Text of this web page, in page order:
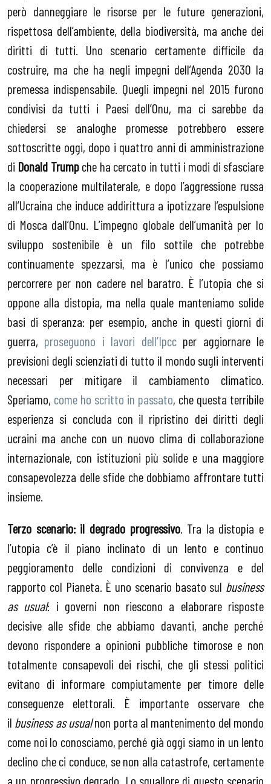
però danneggiare le risorse per le future generazioni,
rispettosa dell’ambiente, della biodiversità, ma anche dei
diritti di tutti. Uno scenario certamente difficile da
costruire, ma che ha negli impegni dell’Agenda 2030 la
premessa indispensabile. Quegli impegni nel 2015 furono
condivisi da tutti i Paesi dell’Onu, ma ci sarebbe da
chiedersi se analoghe promesse potrebbero essere
sottoscritte oggi, dopo i quattro anni di amministrazione
di Donald Trumpche ha cercato in tutti i modi di sfasciare
la cooperazione multilaterale, e dopo l’aggressione russa
all’Ucraina che induce addirittura a ipotizzare l’espulsione
di Mosca dall’Onu. L’impegno globale dell’umanità per lo
sviluppo sostenibile è un filo sottile che potrebbe
continuamente spezzarsi, ma è l’unico che possiamo
percorrere per non cadere nel baratro. È l’utopia che si
oppone alla distopia, ma nella quale manteniamo solide
basi di speranza: per esempio, anche in questi giorni di
guerra, proseguono i lavori dell’Ipccper aggiornare le
previsioni degli scienziati di tutto il mondo sugli interventi
necessari per mitigare il cambiamento climatico.
Speriamo, come ho scritto in passato, che questa terribile
esperienza si concluda con il ripristino dei diritti degli
ucraini ma anche con un nuovo clima di collaborazione
internazionale, con istituzioni più solide e una maggiore
consapevolezza delle sfide che dobbiamo affrontare tutti
insieme.
Terzo scenario: il degrado progressivo. Tra la distopia e
l’utopia c’è il piano inclinato di un lento e continuo
peggioramento delle condizioni di convivenza e del
rapporto col Pianeta. È uno scenario basato sul business
as usual: i governi non riescono a elaborare risposte
decisive alle sfide che abbiamo davanti, anche perché
devono rispondere a opinioni pubbliche timorose e non
totalmente consapevoli dei rischi, che gli stessi politici
evitano di informare compiutamente per timore delle
conseguenze elettorali. È importante osservare che
il business as usualnon porta al mantenimento del mondo
come noi lo conosciamo, perché già oggi siamo in un lento
declino che ci conduce, se non alla catastrofe, certamente
a un progressivo degrado. Lo squallore di questo scenario